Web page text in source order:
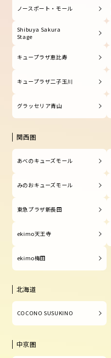
ノースポート・モール
Shibuya Sakura
Stage
キュープラザ恵比寿
キュープラザ二子玉川
グラッセリア青山
関西圏
あべのキューズモール
みのおキューズモール
東急プラザ新長田
ekimo天王寺
ekimo梅田
北海道
COCONO SUSUKINO
中京圏